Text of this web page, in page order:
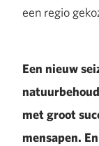
een regio
Een nieuw
met groot
mensapen.